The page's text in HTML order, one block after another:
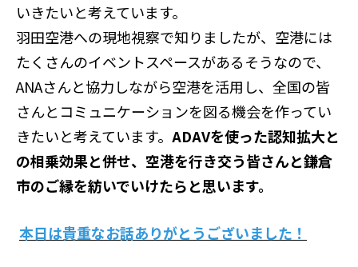
いきたいと考えています。
羽田空港への現地視察で知りましたが、空港には
たくさんのイベントスペースがあるそうなので、
ANAさんと協力しながら空港を活用し、全国の皆
さんとコミュニケーションを図る機会を作ってい
きたいと考えています。 ADAVを使った認知拡大と
の相乗効果と併せ、空港を行き交う皆さんと鎌倉
市のご縁を紡いでいけたらと思います。
本日は貴重なお話ありがとうございました！